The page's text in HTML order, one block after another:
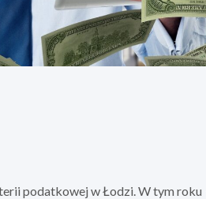
podatkowej w Łodzi. W tym roku